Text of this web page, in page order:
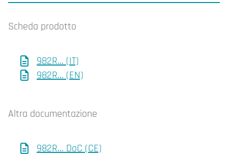
Scheda prodotto
982R... (IT)
982R... (EN)
Altra documentazione
982R... DoC (CE)